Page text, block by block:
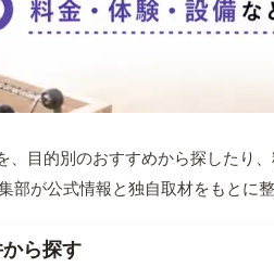
、目的別のおすすめから探したり
部が公式情報と独自取材をもとに整
ら探す